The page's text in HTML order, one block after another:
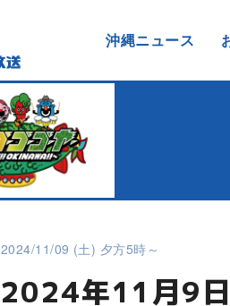
沖縄ニュース
2024/11/09 (土) 夕方5時～
2024年11月9